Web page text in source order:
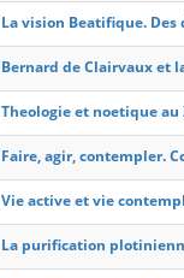
La vision Beatifique.
Bernard de Clairvaux et
Theologie et noetique au
Faire, agir, contempler.
Vie active et vie
La purification